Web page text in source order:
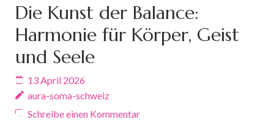
Die Kunst der Balance:
Harmonie für Körper, Geist
und Seele
13 April 2026
aura-soma-schweiz
Schreibe einen Kommentar